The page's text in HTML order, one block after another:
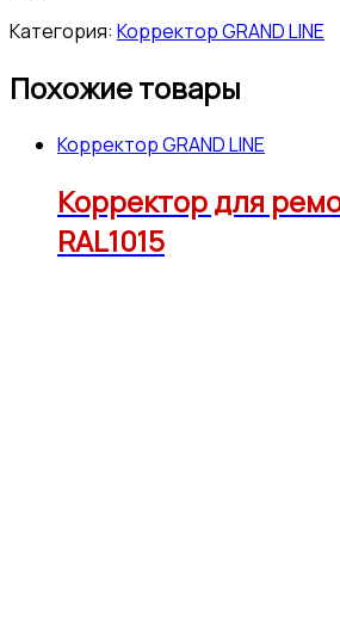
Категория: Корректор GRAND LINE
Похожие товары
Корректор GRAND LINE
Корректор для
RAL1015